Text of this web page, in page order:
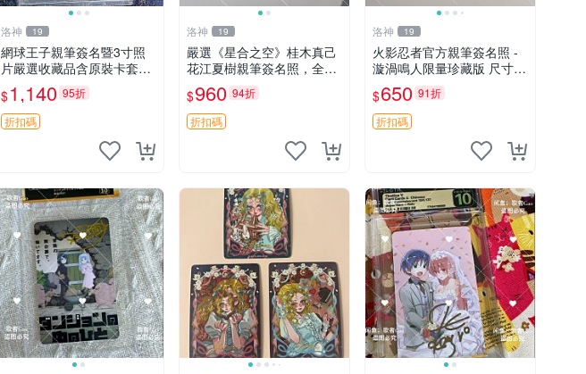
洛神 19
網球王子親筆簽名暨3寸照
片嚴選收藏品含原裝卡套周
邊實拍 網球王子 簽名 照片
$1,140 95折
折扣碼
洛神 19
嚴選《星合之空》桂木真己
花江夏樹親筆簽名照，全新
小卡附原裝卡磚 尺寸5.5x8.
4cm 當代漫畫收藏 簽名周
邊 星合之空 桂木真己 花江
夏樹 簽名照
$960 94折
折扣碼
洛神 19
火影忍者官方親筆簽名照 -
漩渦鳴人限量珍藏版 尺寸：
6寸/15.24x10.16cm 單張美
術印刷 獨家推薦 收藏最佳
選項 岸本齊史專注創作的紀
念照
$650 91折
折扣碼